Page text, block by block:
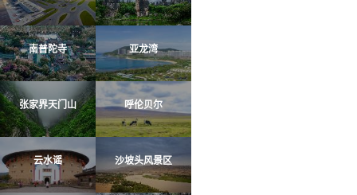
南普陀寺 亚龙湾
张家界天门山 呼伦贝尔
云水谣 沙坡头风景区